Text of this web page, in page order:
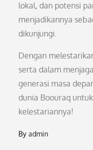
lokal, dan potensi
menjadikannya
dikunjungi.
Dengan
serta dalam
generasi masa
dunia Boouraq
kelestariannya!
Byadmin